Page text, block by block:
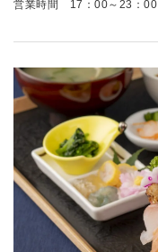
営業時間 17：00～23：00